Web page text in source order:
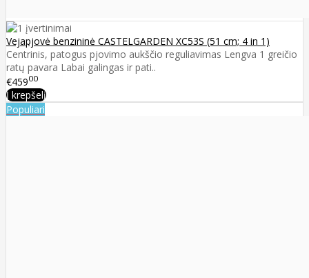
Vejapjovė benzininė CASTELGARDEN XC53S (51 cm; 4 in 1)
Centrinis, patogus pjovimo aukščio reguliavimas Lengva 1 greičio
ratų pavara Labai galingas ir pati..
€45900
Į krepšelį
Populiari